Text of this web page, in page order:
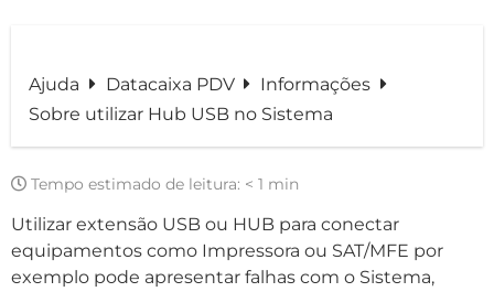
Ajuda Datacaixa PDV
Informações
Sobre utilizar Hub USB no Sistema
Tempo estimado de leitura: < 1 min
Utilizar extensão USB ou HUB para conectar
equipamentos como Impressora ou SAT/MFE por
exemplo pode apresentar falhas com o Sistema,